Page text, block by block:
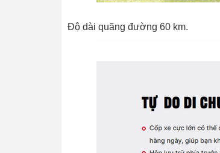
Độ dài quãng đường 60 km.